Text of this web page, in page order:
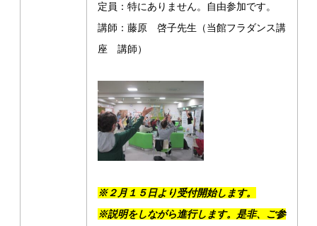
定員：特にありません。自由参加です。
講師：藤原 啓子先生（当館フラダンス講
座 講師）
※２月１５日より受付開始します。
※説明をしながら進行します。是非、ご参